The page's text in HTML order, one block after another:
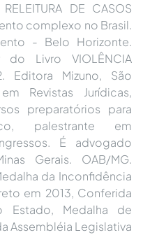
DE CASOS
complexo no Brasil.
- Belo Horizonte.
Livro VIOLÊNCIA
Editora Mizuno, São
Revistas Jurídicas,
preparatórios para
palestrante em
É advogado
Gerais. OAB/MG.
da Inconfidência
em 2013, Conferida
Estado, Medalha de
Assembléia Legislativa